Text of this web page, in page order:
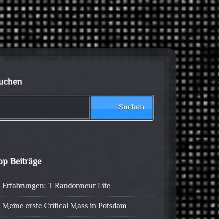
Suchen
Beiträge
Erfahrungen: T-Randonneur Lite
Meine erste Critical Mass in Potsdam